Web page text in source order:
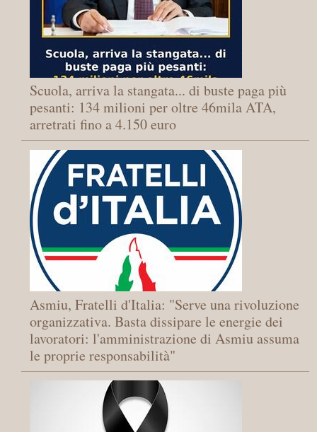
Scuola, arriva la stangata... di buste paga più
pesanti: 134 milioni per oltre 46mila ATA,
arretrati fino a 4.150 euro
Asmiu, Fratelli d'Italia: "Serve una rivoluzione
organizzativa. Basta dissipare le energie dei
lavoratori: l'amministrazione di Asmiu assuma
le proprie responsabilità"